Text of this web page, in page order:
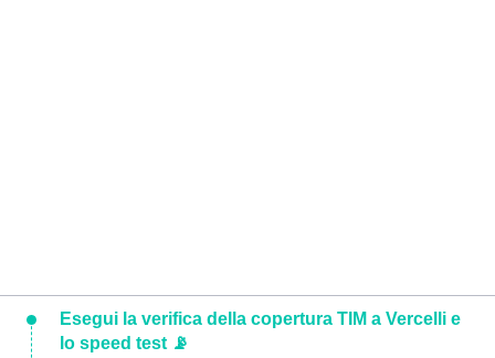
Esegui la verifica della copertura TIM a Vercelli e
lo speed test 📡